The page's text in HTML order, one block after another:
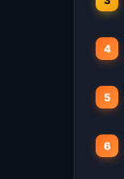
4
5
6